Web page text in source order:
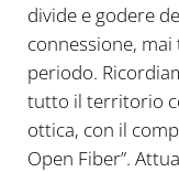
divide e godere
connessione,
periodo.
tutto il territorio
ottica, con il
Open Fiber”.